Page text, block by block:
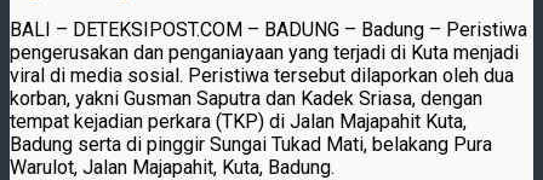
BALI – DETEKSIPOST.COM – BADUNG – Badung – Peristiwa
pengerusakan dan penganiayaan yang terjadi di Kuta menjadi
viral di media sosial. Peristiwa tersebut dilaporkan oleh dua
korban, yakni Gusman Saputra dan Kadek Sriasa, dengan
tempat kejadian perkara (TKP) di Jalan Majapahit Kuta,
Badung serta di pinggir Sungai Tukad Mati, belakang Pura
Warulot, Jalan Majapahit, Kuta, Badung.